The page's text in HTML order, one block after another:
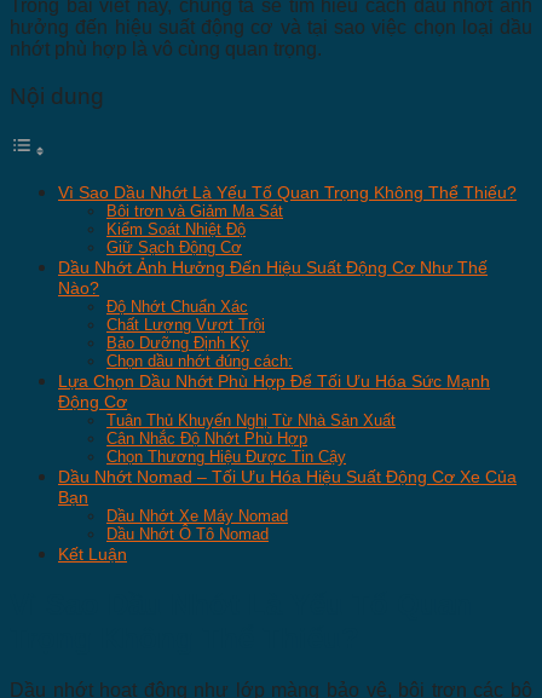
Trong bài viết này, chúng ta sẽ tìm hiểu cách dầu nhớt ảnh
hưởng đến hiệu suất động cơ và tại sao việc chọn loại dầu
nhớt phù hợp là vô cùng quan trọng.
Nội dung
Vì Sao Dầu Nhớt Là Yếu Tố Quan Trọng Không Thể Thiếu?
Bôi trơn và Giảm Ma Sát
Kiểm Soát Nhiệt Độ
Giữ Sạch Động Cơ
Dầu Nhớt Ảnh Hưởng Đến Hiệu Suất Động Cơ Như Thế
Nào?
Độ Nhớt Chuẩn Xác
Chất Lượng Vượt Trội
Bảo Dưỡng Định Kỳ
Chọn dầu nhớt đúng cách:
Lựa Chọn Dầu Nhớt Phù Hợp Để Tối Ưu Hóa Sức Mạnh
Động Cơ
Tuân Thủ Khuyến Nghị Từ Nhà Sản Xuất
Cân Nhắc Độ Nhớt Phù Hợp
Chọn Thương Hiệu Được Tin Cậy
Dầu Nhớt Nomad – Tối Ưu Hóa Hiệu Suất Động Cơ Xe Của
Bạn
Dầu Nhớt Xe Máy Nomad
Dầu Nhớt Ô Tô Nomad
Kết Luận
Dầu nhớt hoạt động như lớp màng bảo vệ, bôi trơn các bộ